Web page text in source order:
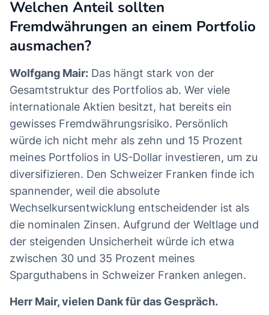
Welchen Anteil sollten
Fremdwährungen an einem Portfolio
ausmachen?
Wolfgang Mair: Das hängt stark von der
Gesamtstruktur des Portfolios ab. Wer viele
internationale Aktien besitzt, hat bereits ein
gewisses Fremdwährungsrisiko. Persönlich
würde ich nicht mehr als zehn und 15 Prozent
meines Portfolios in US-Dollar investieren, um zu
diversifizieren. Den Schweizer Franken finde ich
spannender, weil die absolute
Wechselkursentwicklung entscheidender ist als
die nominalen Zinsen. Aufgrund der Weltlage und
der steigenden Unsicherheit würde ich etwa
zwischen 30 und 35 Prozent meines
Sparguthabens in Schweizer Franken anlegen.
Herr Mair, vielen Dank für das Gespräch.